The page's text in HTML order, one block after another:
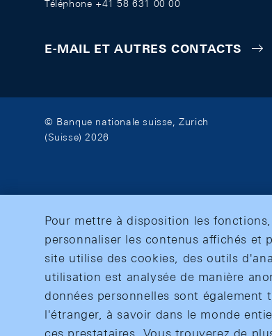
Téléphone +41 58 631 00 00
E-MAIL ET AUTRES CONTACTS
© Banque nationale suisse, Zurich
(Suisse) 2026
Pour mettre à disposition les
personnaliser les contenus affichés et
site utilise des cookies, des outils
utilisation est analysée de manière
données personnelles sont également
l'étranger, à savoir dans le monde